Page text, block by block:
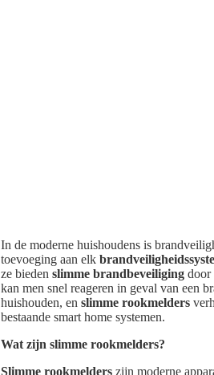
In de moderne huishoudens is
toevoeging aan elk
ze bieden slimme brandbeveiliging door
kan men snel reageren in geval van een
huishouden, en slimme rookmelders
bestaande smart home systemen.
Wat zijn slimme rookmelders?
Slimme rookmelders zijn moderne